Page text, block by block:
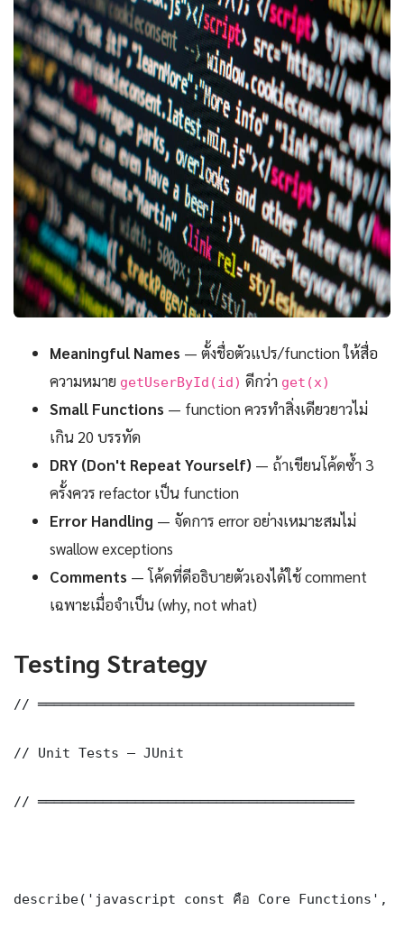
Meaningful Names — ตั้งชื่อตัวแปร/function ให้สื่อ
ความหมาย getUserById(id) ดีกว่า get(x)
Small Functions — function ควรทำสิ่งเดียวยาวไม่
เกิน 20 บรรทัด
DRY (Don't Repeat Yourself) — ถ้าเขียนโค้ดซ้ำ 3
ครั้งควร refactor เป็น function
Error Handling — จัดการ error อย่างเหมาะสมไม่
swallow exceptions
Comments — โค้ดที่ดีอธิบายตัวเองได้ใช้ comment
เฉพาะเมื่อจำเป็น (why, not what)
Testing Strategy
// ═══════════════════════════════════════
// Unit Tests — JUnit
// ═══════════════════════════════════════
describe('javascript const คือ Core Functions',